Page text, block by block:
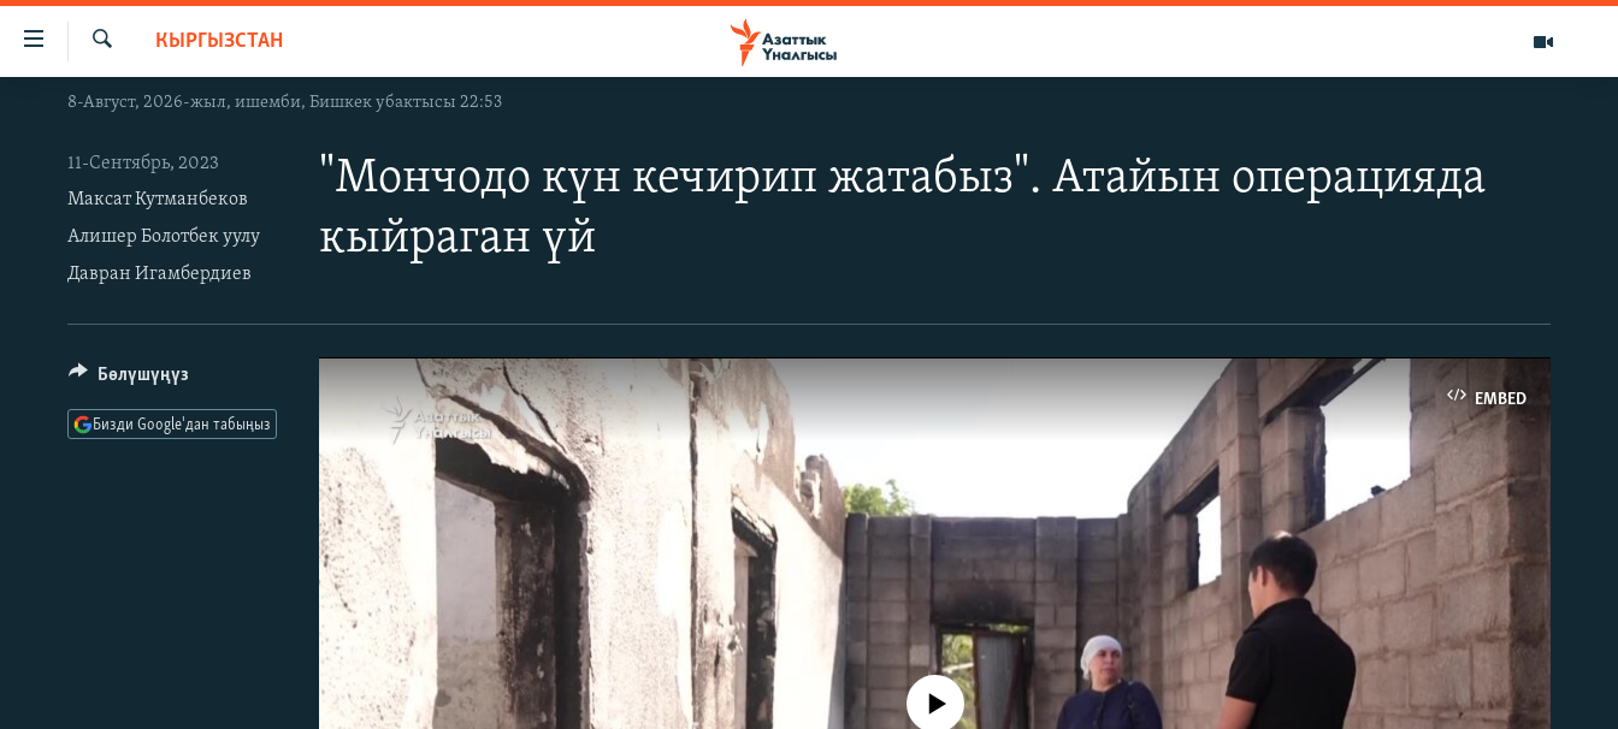
Линктер
Мазмунга
өтүңүз
Навигацияга
Издөөгө
салыңыз
ЖАҢЫЛЫКТАР
КЫРГЫЗСТАН
КЫРГЫЗСТАН
САЯСАТ
ЭКОНОМИКА
МАДАНИЯТ
ДҮЙНӨ
ДҮЙНӨ
БОРБОР АЗИЯ
УКРАИНА
АТАЙЫН ИЛИКТӨӨ
ТВ ПРОГРАММАЛАР
БҮГҮН АЗАТТЫКТА
ЭКСПЕРТТЕР ТАЛДАЙТ
ПОДКАСТ
ӨЗГӨЧӨ ПИКИР
Издөө
КЫРГЫЗСТАН
8-Август, 2026-жыл, ишемби, Бишкек убактысы 22:53
"Мончодо күн кечирип жатабыз". Атайын операцияда
кыйраган үй
11-Сентябрь, 2023
Максат Кутманбеков
Алишер Болотбек уулу
Давран Игамбердиев
EMBED
No media source currently available
Бөлүшүңүз
Бизди Google'дан табыңыз